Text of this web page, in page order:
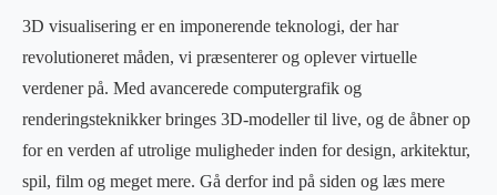
3D visualisering er en imponerende teknologi, der har
revolutioneret måden, vi præsenterer og oplever virtuelle
verdener på. Med avancerede computergrafik og
renderingsteknikker bringes 3D-modeller til live, og de åbner op
for en verden af utrolige muligheder inden for design, arkitektur,
spil, film og meget mere. Gå derfor ind på siden og læs mere